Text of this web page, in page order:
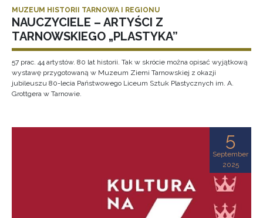
MUZEUM HISTORII TARNOWA I REGIONU
NAUCZYCIELE – ARTYŚCI Z
TARNOWSKIEGO „PLASTYKA”
57 prac. 44 artystów. 80 lat historii. Tak w skrócie można opisać wyjątkową
wystawę przygotowaną w Muzeum Ziemi Tarnowskiej z okazji
jubileuszu 80-lecia Państwowego Liceum Sztuk Plastycznych im. A.
Grottgera w Tarnowie.
5
September
2025